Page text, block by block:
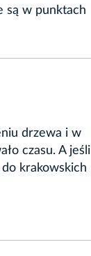
są w punktach
drzewa i w
czasu. A jeśli
krakowskich